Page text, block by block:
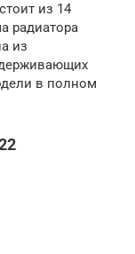
из 14
радиатора
из
в полном